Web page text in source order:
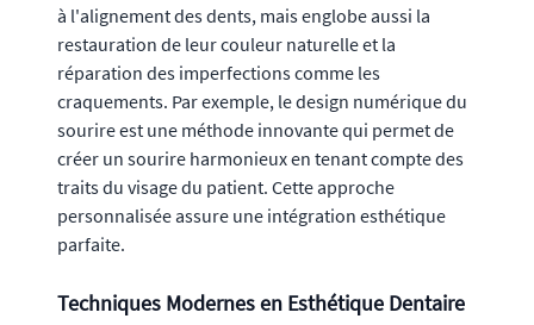
à l'alignement des dents, mais englobe aussi la
restauration de leur couleur naturelle et la
réparation des imperfections comme les
craquements. Par exemple, le design numérique du
sourire est une méthode innovante qui permet de
créer un sourire harmonieux en tenant compte des
traits du visage du patient. Cette approche
personnalisée assure une intégration esthétique
parfaite.
Techniques Modernes en Esthétique Dentaire